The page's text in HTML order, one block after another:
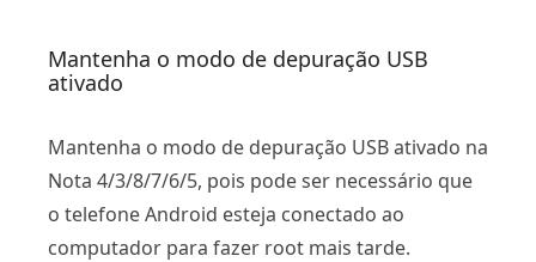
Mantenha o modo de depuração USB
ativado
Mantenha o modo de depuração USB ativado na
Nota 4/3/8/7/6/5, pois pode ser necessário que
o telefone Android esteja conectado ao
computador para fazer root mais tarde.